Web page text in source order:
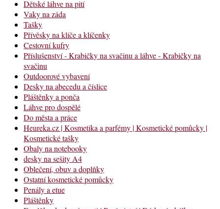
Dětské láhve na pití
Vaky na záda
Tašky
Přívěsky na klíče a klíčenky
Cestovní kufry
Příslušenství - Krabičky na svačinu a láhve - Krabičky na
svačinu
Outdoorové vybavení
Desky na abecedu a číslice
Pláštěnky a ponča
Láhve pro dospělé
Do města a práce
Heureka.cz | Kosmetika a parfémy | Kosmetické pomůcky |
Kosmetické tašky
Obaly na notebooky
desky na sešity A4
Oblečení, obuv a doplňky
Ostatní kosmetické pomůcky
Penály a etue
Pláštěnky